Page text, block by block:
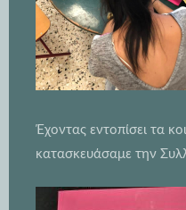
Έχοντας εντοπίσει τα
κατασκευάσαμε την